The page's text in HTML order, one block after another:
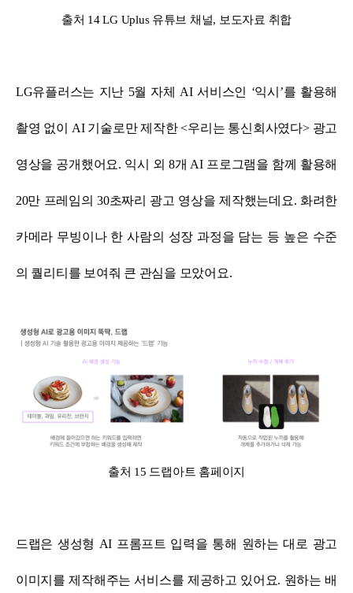
출처 14 LG Uplus 유튜브 채널, 보도자료 취합
LG유플러스는 지난 5월 자체 AI 서비스인 ‘익시’를 활용해
촬영 없이 AI 기술로만 제작한 <우리는 통신회사였다> 광고
영상을 공개했어요. 익시 외 8개 AI 프로그램을 함께 활용해
20만 프레임의 30초짜리 광고 영상을 제작했는데요. 화려한
카메라 무빙이나 한 사람의 성장 과정을 담는 등 높은 수준
의 퀄리티를 보여줘 큰 관심을 모았어요.
출처 15 드랩아트 홈페이지
드랩은 생성형 AI 프롬프트 입력을 통해 원하는 대로 광고
이미지를 제작해주는 서비스를 제공하고 있어요. 원하는 배